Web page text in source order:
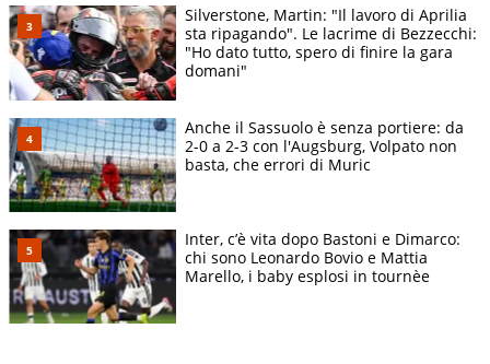
Silverstone, Martin: "Il lavoro di Aprilia
sta ripagando". Le lacrime di Bezzecchi:
"Ho dato tutto, spero di finire la gara
domani"
Anche il Sassuolo è senza portiere: da
2-0 a 2-3 con l'Augsburg, Volpato non
basta, che errori di Muric
Inter, c’è vita dopo Bastoni e Dimarco:
chi sono Leonardo Bovio e Mattia
Marello, i baby esplosi in tournèe